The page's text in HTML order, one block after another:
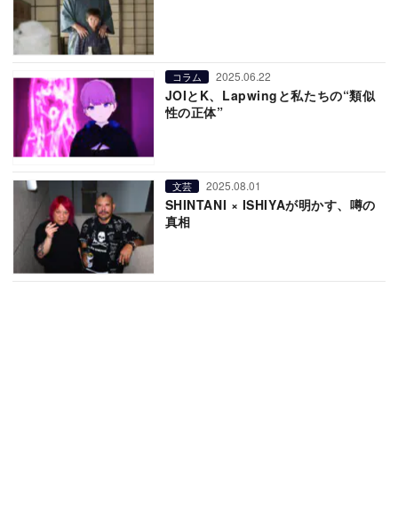
コラム 2025.06.22
JOIとK、Lapwingと私たちの“類似
性の正体”
文芸 2025.08.01
SHINTANI × ISHIYAが明かす、噂の
真相